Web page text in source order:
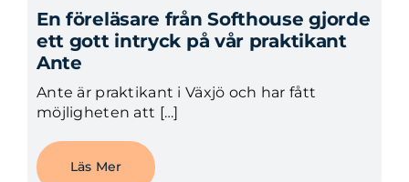
En föreläsare från Softhouse gjorde
ett gott intryck på vår praktikant
Ante
Ante är praktikant i Växjö och har fått
möjligheten att […]
Läs Mer